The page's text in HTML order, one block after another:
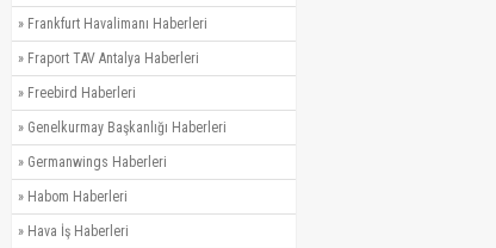
» Frankfurt Havalimanı Haberleri
» Fraport TAV Antalya Haberleri
» Freebird Haberleri
» Genelkurmay Başkanlığı Haberleri
» Germanwings Haberleri
» Habom Haberleri
» Hava İş Haberleri